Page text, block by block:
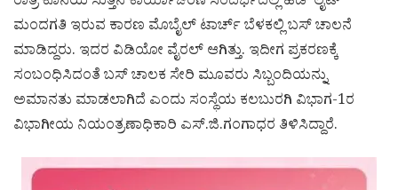
ಮಂದಗತಿ ಇರುವ ಕಾರಣ ಮೊಬೈಲ್ ಟಾರ್ಚ್ ಬೆಳಕಲ್ಲಿ ಬಸ್ ಚಾಲನೆ
ಮಾಡಿದ್ದರು. ಇದರ ವಿಡಿಯೋ ವೈರಲ್‌ ಆಗಿತ್ತು. ಇದೀಗ ಪ್ರಕರಣಕ್ಕೆ
ಸಂಬಂಧಿಸಿದಂತೆ ಬಸ್ ಚಾಲಕ ಸೇರಿ ಮೂವರು ಸಿಬ್ಬಂದಿಯನ್ನು
ಅಮಾನತು ಮಾಡಲಾಗಿದೆ ಎಂದು ಸಂಸ್ಥೆಯ‌ ಕಲಬುರಗಿ ವಿಭಾಗ-1ರ‌
ವಿಭಾಗೀಯ ನಿಯಂತ್ರಣಾಧಿಕಾರಿ ಎಸ್.ಜಿ.ಗಂಗಾಧರ ತಿಳಿಸಿದ್ದಾರೆ.